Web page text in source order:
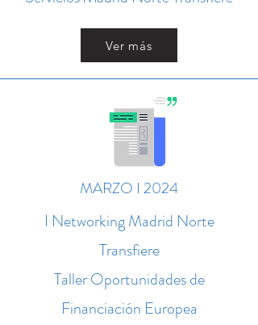
Ver más
MARZO I 2024
I Networking Madrid Norte
Transfiere
Taller Oportunidades de
Financiación Europea